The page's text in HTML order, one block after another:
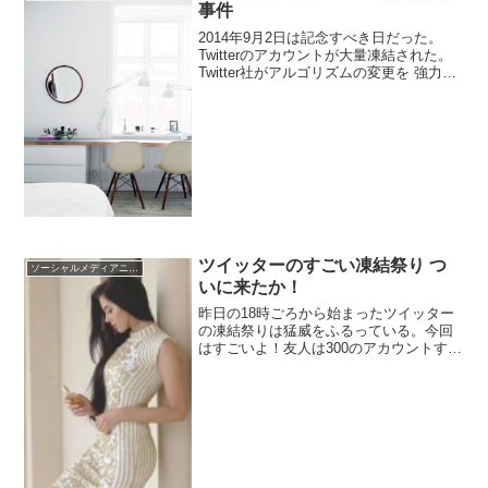
事件
2014年9月2日は記念すべき日だった。
Twitterのアカウントが大量凍結された。
Twitter社がアルゴリズムの変更を 強力に
ツイッターのすごい凍結祭り つ
いに来たか！
昨日の18時ごろから始まったツイッター
の凍結祭りは猛威をふるっている。今回
はすごいよ！友人は300のアカウントすべ